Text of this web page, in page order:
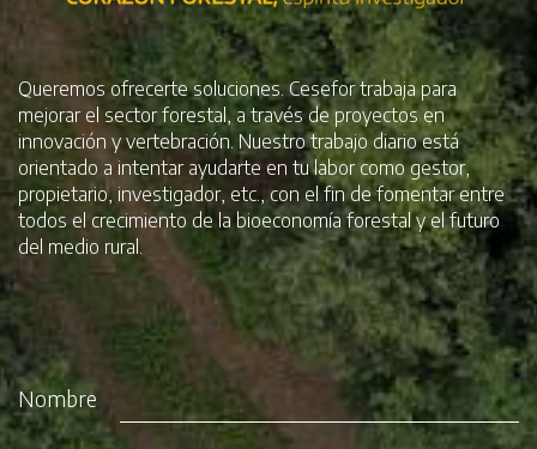
Queremos ofrecerte soluciones. Cesefor trabaja para
mejorar el sector forestal, a través de proyectos en
innovación y vertebración. Nuestro trabajo diario está
orientado a intentar ayudarte en tu labor como gestor,
propietario, investigador, etc., con el fin de fomentar entre
todos el crecimiento de la bioeconomía forestal y el futuro
del medio rural.
Nombre